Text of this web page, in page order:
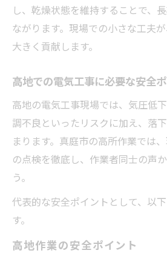
し、乾燥状態を維持することで、
ながります。現場での小さな工夫
大きく貢献します。
高地での電気工事に必要な安全
高地の電気工事現場では、気圧低
調不良といったリスクに加え、落
まります。真庭市の高所作業では
の点検を徹底し、作業者同士の声
う。
代表的な安全ポイントとして、以
す。
高地作業の安全ポイント